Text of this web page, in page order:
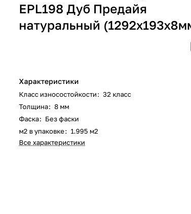
EPL198 Дуб Предайя
натуральный
Характеристики
Класс износостойкости: 32 класс
Толщина: 8 мм
Фаска: Без фаски
м2 в упаковке: 1.995 м2
Все характеристики